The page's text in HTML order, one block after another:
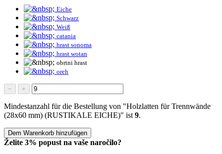
Eiche
Schwarz
Weiß
catania
hrast sonoma
hrast wotan
obrtni hrast
oreh
− +
Mindestanzahl für die Bestellung von "Holzlatten für Trennwände
(28x60 mm) (RUSTIKALE EICHE)" ist 9.
Dem Warenkorb hinzufügen
Želite 3% popust na vaše naročilo?